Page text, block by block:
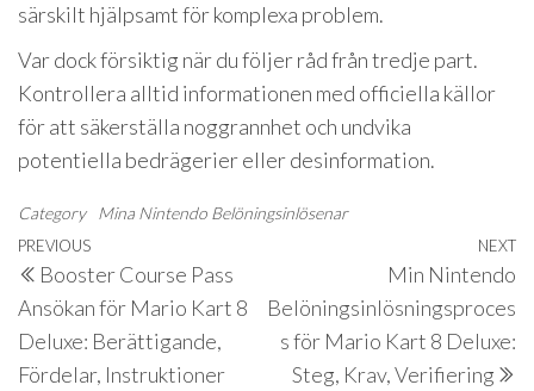
särskilt hjälpsamt för komplexa problem.
Var dock försiktig när du följer råd från tredje part.
Kontrollera alltid informationen med officiella källor
för att säkerställa noggrannhet och undvika
potentiella bedrägerier eller desinformation.
Category Mina Nintendo Belöningsinlösenar
Post
navigation
Previous
Post
PREVIOUS
Booster Course Pass
Ansökan för Mario Kart 8
Deluxe: Berättigande,
Fördelar, Instruktioner
NEXT
Min Nintendo
Belöningsinlösningsproces
s för Mario Kart 8 Deluxe:
Steg, Krav, Verifiering